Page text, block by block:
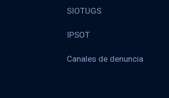
SIOTUGS
IPSOT
Canales de denuncia